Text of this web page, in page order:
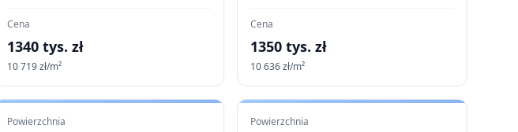
Cena
1340 tys. zł
10 719zł/m²
Cena
1350 tys. zł
10 636zł/m²
Powierzchnia Powierzchnia